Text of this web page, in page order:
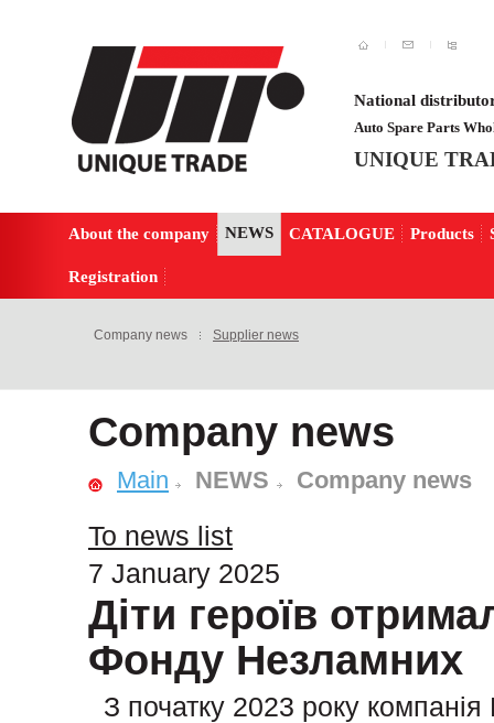
National
Auto Spare Parts
UNIQUE
About the company NEWS CATALOGUE Products
Registration
Company news Supplier news
Company news
Main NEWS Company news
To news list
7 January 2025
Діти героїв
Фонду Незламних
З початку 2023 року